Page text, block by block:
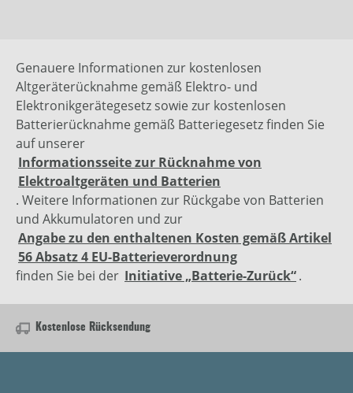
Genauere Informationen zur kostenlosen
Altgeräterücknahme gemäß Elektro- und
Elektronikgerätegesetz sowie zur kostenlosen
Batterierücknahme gemäß Batteriegesetz finden Sie
auf unserer
Informationsseite zur Rücknahme von
Elektroaltgeräten und Batterien
. Weitere Informationen zur Rückgabe von Batterien
und Akkumulatoren und zur
Angabe zu den enthaltenen Kosten gemäß Artikel
56 Absatz 4 EU-Batterieverordnung
finden Sie bei der Initiative „Batterie-Zurück“.
Kostenlose Rücksendung